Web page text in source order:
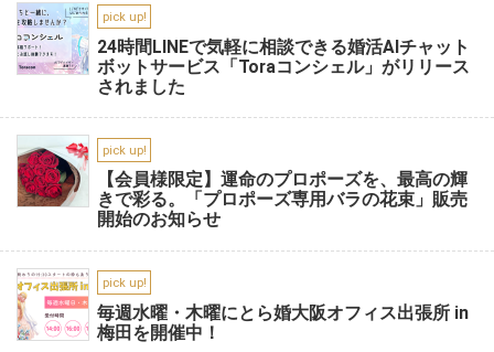
pick up!
24時間LINEで気軽に相談できる婚活AIチャット
ボットサービス「Toraコンシェル」がリリース
されました
pick up!
【会員様限定】運命のプロポーズを、最高の輝
きで彩る。「プロポーズ専用バラの花束」販売
開始のお知らせ
pick up!
毎週水曜・木曜にとら婚大阪オフィス出張所 in
梅田を開催中！